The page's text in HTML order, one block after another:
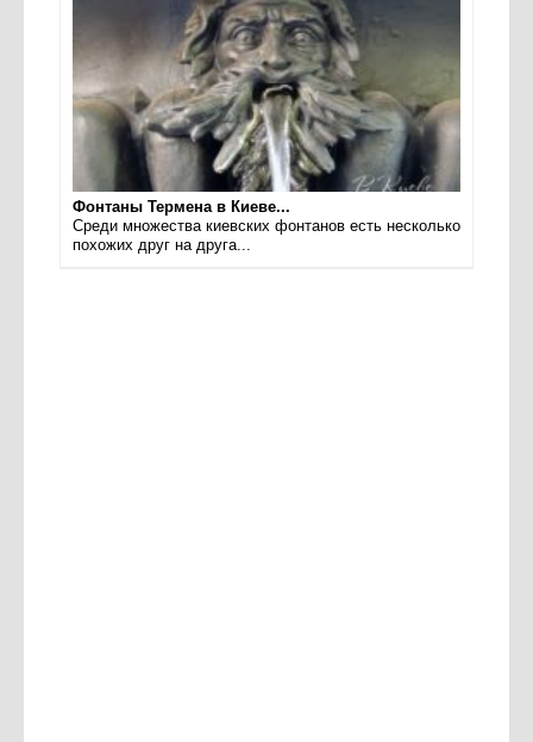
Фонтаны Термена в Киеве...
Среди множества киевских фонтанов есть несколько
похожих друг на друга...